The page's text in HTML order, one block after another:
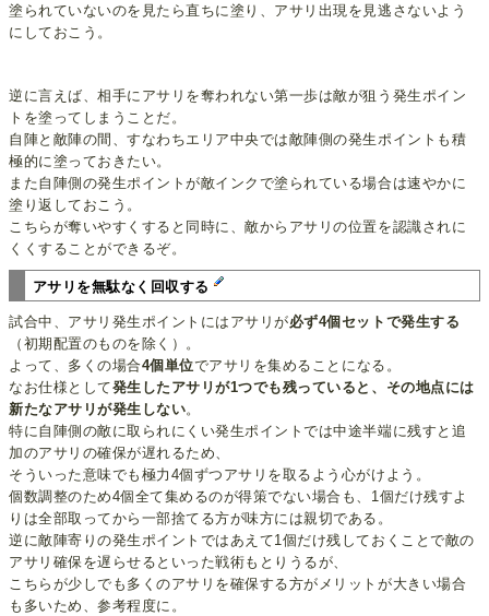
塗られていないのを見たら直ちに塗り、アサリ出現を見逃さないよう
にしておこう。
逆に言えば、相手にアサリを奪われない第一歩は敵が狙う発生ポイン
トを塗ってしまうことだ。
自陣と敵陣の間、すなわちエリア中央では敵陣側の発生ポイントも積
極的に塗っておきたい。
また自陣側の発生ポイントが敵インクで塗られている場合は速やかに
塗り返しておこう。
こちらが奪いやすくすると同時に、敵からアサリの位置を認識されに
くくすることができるぞ。
アサリを無駄なく回収する
試合中、アサリ発生ポイントにはアサリが必ず4個セットで発生する
（初期配置のものを除く）。
よって、多くの場合4個単位でアサリを集めることになる。
なお仕様として発生したアサリが1つでも残っていると、その地点には
新たなアサリが発生しない。
特に自陣側の敵に取られにくい発生ポイントでは中途半端に残すと追
加のアサリの確保が遅れるため、
そういった意味でも極力4個ずつアサリを取るよう心がけよう。
個数調整のため4個全て集めるのが得策でない場合も、1個だけ残すよ
りは全部取ってから一部捨てる方が味方には親切である。
逆に敵陣寄りの発生ポイントではあえて1個だけ残しておくことで敵の
アサリ確保を遅らせるといった戦術もとりうるが、
こちらが少しでも多くのアサリを確保する方がメリットが大きい場合
も多いため、参考程度に。